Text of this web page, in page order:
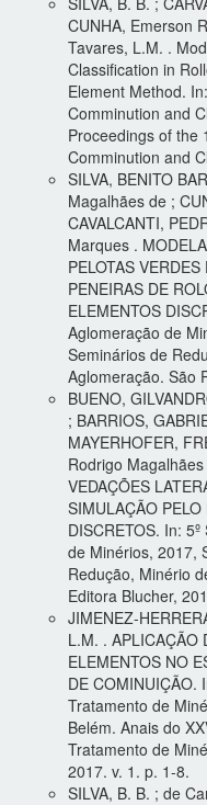
CUNHA, Emerson
Tavares, L.M. .
Classification in
Element Method.
Comminution and
Proceedings of the
Comminution and
SILVA, BENITO
Magalhães de ;
CAVALCANTI,
Marques .
PELOTAS
PENEIRAS DE
ELEMENTOS
Aglomeração de
Seminários de
Aglomeração. São
BUENO,
; BARRIOS,
MAYERHOFER,
Rodrigo
VEDAÇÕES
SIMULAÇÃO
DISCRETOS. In:
de Minérios, 2017,
Redução, Minério
Editora Blucher,
JIMENEZ-
L.M. . APLICAÇÃO
ELEMENTOS NO
DE COMINUIÇÃO.
Tratamento de
Belém. Anais do
Tratamento de
2017. v. 1. p. 1-8.
SILVA, B. B. ; de